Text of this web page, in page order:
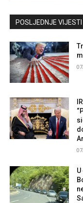
Kontaktirajte nas
POSLJEDNJE VIJESTI